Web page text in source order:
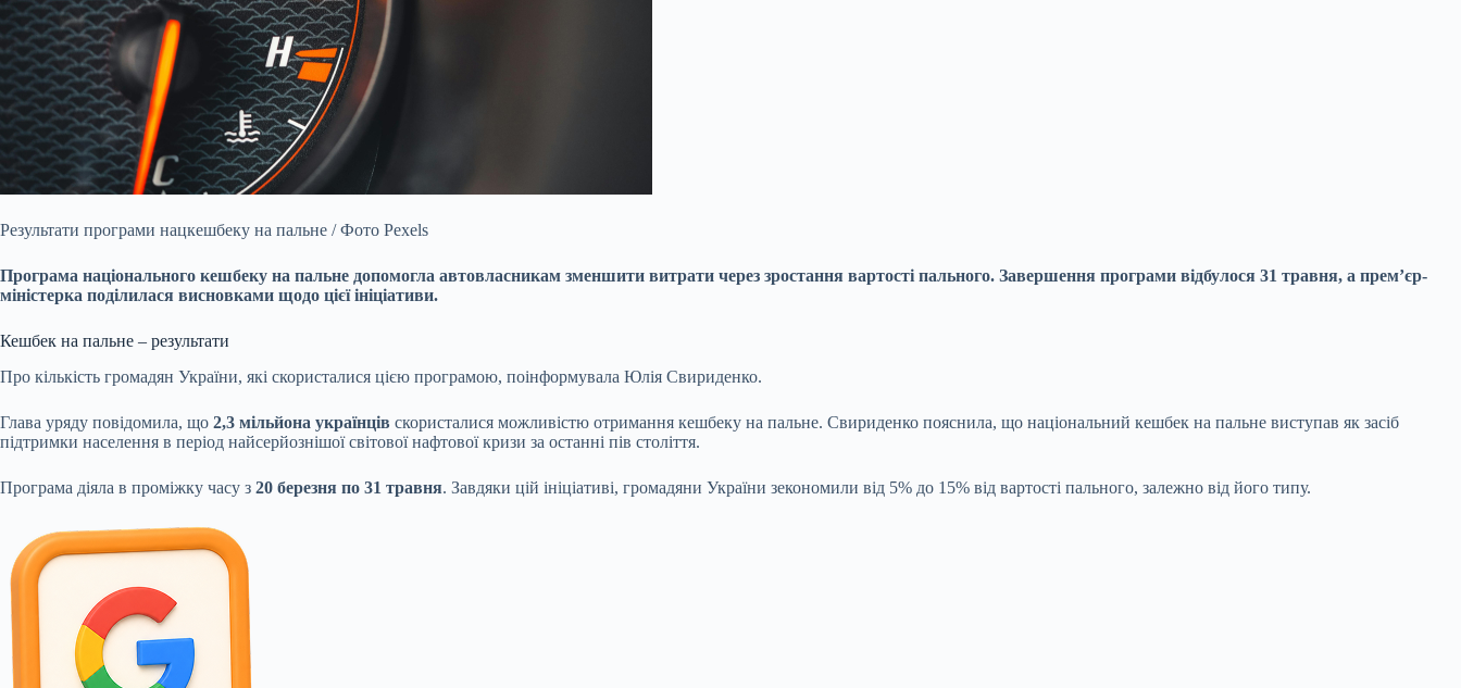
Результати програми нацкешбеку на пальне / Фото Pexels
Програма національного кешбеку на пальне допомогла автовласникам зменшити витрати через зростання вартості пального. Завершення програми відбулося 31 травня, а прем’єр-
міністерка поділилася висновками щодо цієї ініціативи.
Кешбек на пальне – результати
Про кількість громадян України, які скористалися цією програмою, поінформувала Юлія Свириденко.
Глава уряду повідомила, що 2,3 мільйона українців скористалися можливістю отримання кешбеку на пальне. Свириденко пояснила, що національний кешбек на пальне виступав як засіб
підтримки населення в період найсерйознішої світової нафтової кризи за останні пів століття.
Програма діяла в проміжку часу з 20 березня по 31 травня. Завдяки цій ініціативі, громадяни України зекономили від 5% до 15% від вартості пального, залежно від його типу.